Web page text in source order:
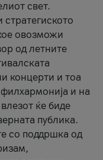
свет.
овозможи
од летните
концерти и тоа
и на
ќе биде
публика.
со поддршка од